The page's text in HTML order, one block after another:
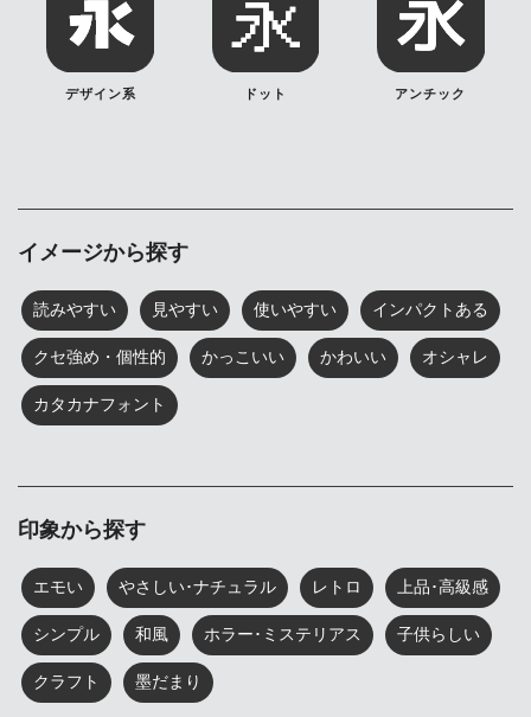
デザイン系 ドット アンチック
イメージから探す
読みやすい 見やすい 使いやすい インパクトある
クセ強め・個性的 かっこいい かわいい オシャレ
カタカナフォント
印象から探す
エモい やさしい･ナチュラル レトロ 上品･高級感
シンプル 和風 ホラー･ミステリアス 子供らしい
クラフト 墨だまり